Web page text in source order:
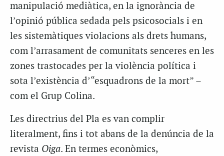
manipulació mediàtica, en la ignorància de
l’opinió pública sedada pels psicosocials i en
les sistemàtiques violacions als drets humans,
com l’arrasament de comunitats senceres en les
zones trastocades per la violència política i
sota l’existència d’“esquadrons de la mort” –
com el Grup Colina.
Les directrius del Pla es van complir
literalment, fins i tot abans de la denúncia de la
revista Oiga. En termes econòmics,